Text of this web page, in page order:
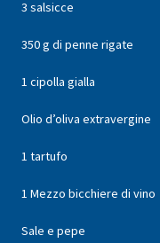
3 salsicce
350 g di penne rigate
1 cipolla gialla
Olio d’oliva extravergine
1 tartufo
1 Mezzo bicchiere di vino
Sale e pepe